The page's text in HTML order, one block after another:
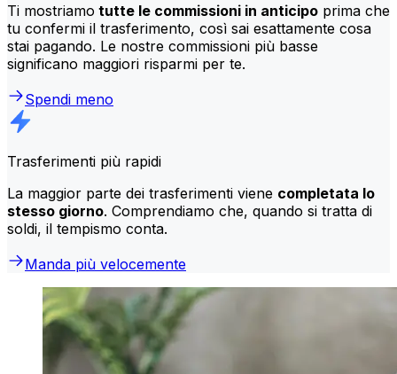
Ti mostriamo tutte le commissioni in anticipo prima che
tu confermi il trasferimento, così sai esattamente cosa
stai pagando. Le nostre commissioni più basse
significano maggiori risparmi per te.
Spendi meno
Trasferimenti più rapidi
La maggior parte dei trasferimenti viene completata lo
stesso giorno. Comprendiamo che, quando si tratta di
soldi, il tempismo conta.
Manda più velocemente